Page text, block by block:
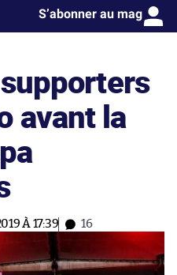
S’abonner au mag
avant la
À 17:39 16